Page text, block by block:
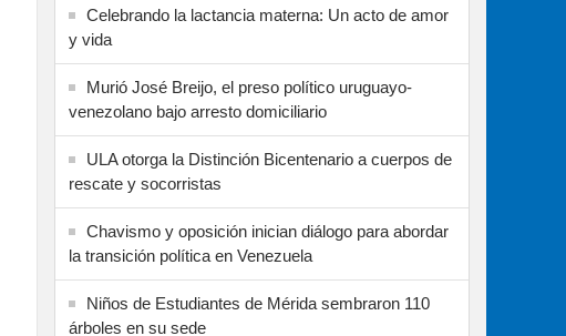
Celebrando la lactancia materna: Un acto de amor
y vida
Murió José Breijo, el preso político uruguayo-
venezolano bajo arresto domiciliario
ULA otorga la Distinción Bicentenario a cuerpos de
rescate y socorristas
Chavismo y oposición inician diálogo para abordar
la transición política en Venezuela
Niños de Estudiantes de Mérida sembraron 110
árboles en su sede